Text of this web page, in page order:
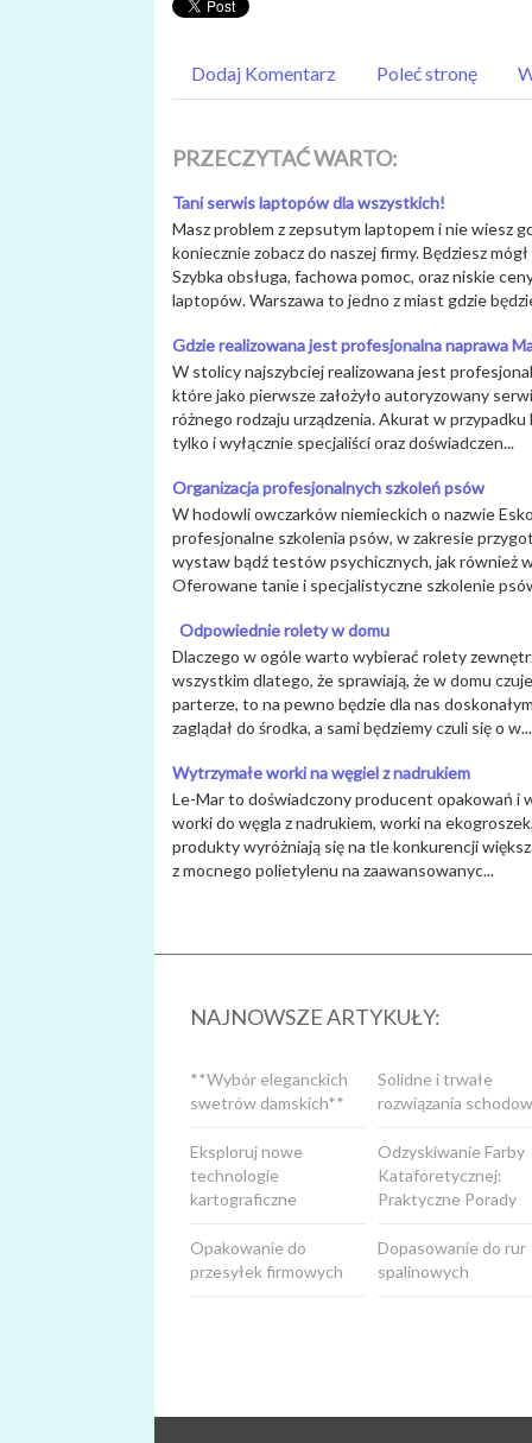
Dodaj Komentarz Poleć stronę
PRZECZYTAĆ WARTO:
Tani serwis laptopów dla wszystkich!
Masz problem z zepsutym laptopem i nie wiesz
koniecznie zobacz do naszej firmy. Będziesz
Szybka obsługa, fachowa pomoc, oraz niskie
laptopów. Warszawa to jedno z miast gdzie
Gdzie realizowana jest profesjonalna naprawa
W stolicy najszybciej realizowana jest
które jako pierwsze założyło autoryzowany
różnego rodzaju urządzenia. Akurat w
tylko i wyłącznie specjaliści oraz doświadczen...
Organizacja profesjonalnych szkoleń psów
W hodowli owczarków niemieckich o nazwie
profesjonalne szkolenia psów, w zakresie
wystaw bądź testów psychicznych, jak również
Oferowane tanie i specjalistyczne szkolenie
Odpowiednie rolety w domu
Dlaczego w ogóle warto wybierać rolety
wszystkim dlatego, że sprawiają, że w domu
parterze, to na pewno będzie dla nas
zaglądał do środka, a sami będziemy czuli się o w...
Wytrzymałe worki na węgiel z nadrukiem
Le-Mar to doświadczony producent opakowań i
worki do węgla z nadrukiem, worki na
produkty wyróżniają się na tle konkurencji
z mocnego polietylenu na zaawansowanyc...
NAJNOWSZE ARTYKUŁY:
Solidne i trwałe
rozwiązania
**Wybór eleganckich
swetrów damskich**
Odzyskiwanie Farby
Kataforetycznej:
Praktyczne Porady
Eksploruj nowe
technologie
kartograficzne
Dopasowanie do rur
spalinowych
Opakowanie do
przesyłek firmowych